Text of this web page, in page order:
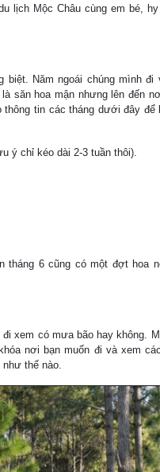
lịch Mộc Châu cùng em bé,
biệt. Năm ngoái chúng mình đi
săn hoa mận nhưng lên đến
thông tin các tháng dưới đây để
ý chỉ kéo dài 2-3 tuần thôi).
tháng 6 cũng có một đợt hoa
xem có mưa bão hay không.
nơi bạn muốn đi và xem
thế nào.